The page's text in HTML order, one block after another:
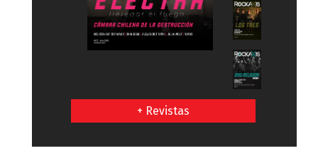
+ Revistas